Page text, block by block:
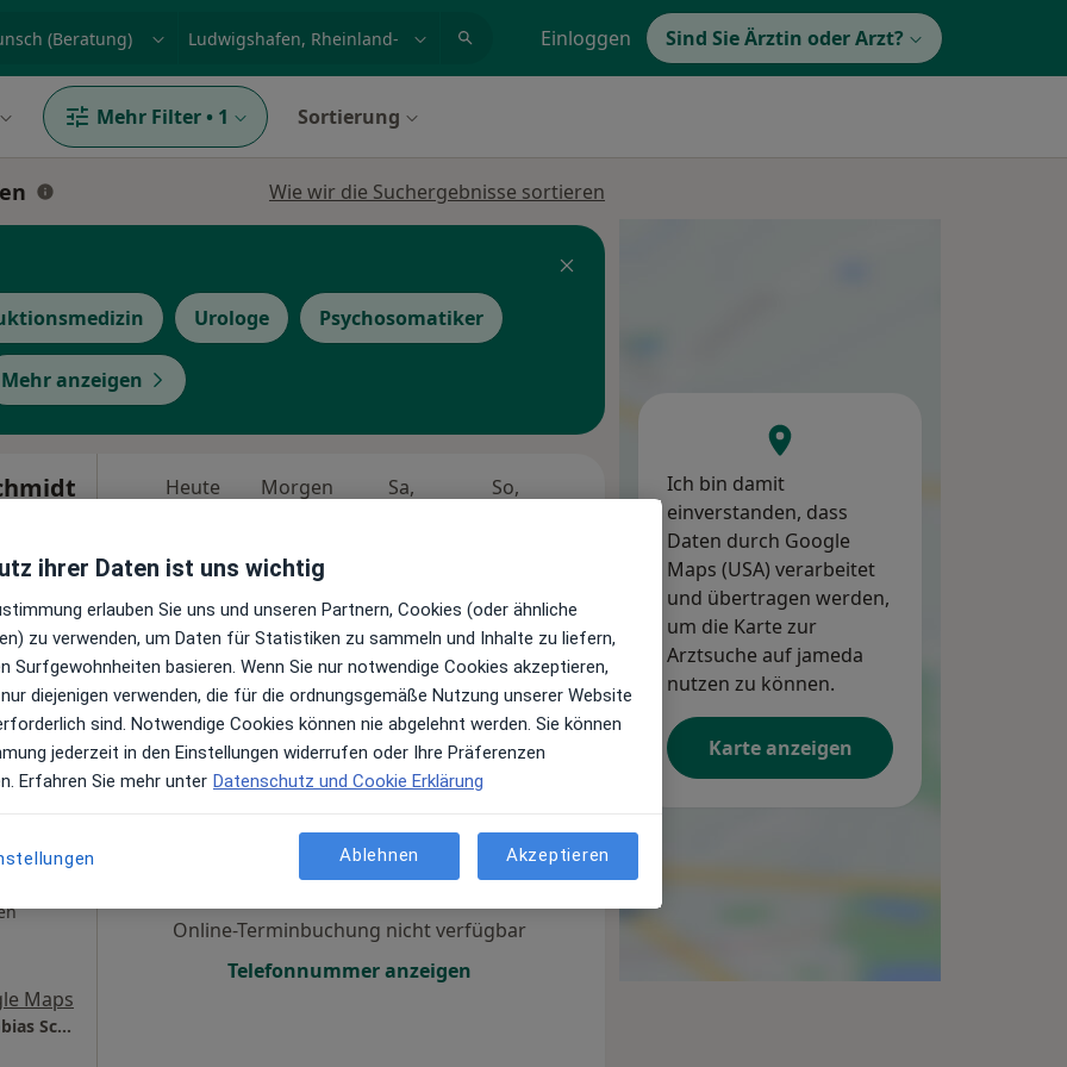
Einloggen Sind Sie Ärztin oder Arzt?
Mehr Filter • 1 Sortierung
Wie wir die Suchergebnisse sortieren
Urologe Psychosomatiker
Mehr anzeigen
Maps
Kinderwunschzentrum - Ludwigshafen Dr.Tobias Schmidt Dr.Claudia Schmidt und Kolleginnen
Heute Morgen Sa, So, Di,
11 Aug 12 Aug
Telefonnummer anzeigen
Maps
Kinderwunschzentrum - Ludwigshafen Dr.Tobias Schmidt Dr.Claudia Schmidt und Kolleginnen
8 Aug 9 Aug 10 Aug
Online-Terminbuchung nicht verfügbar
Telefonnummer anzeigen
Ich bin damit
einverstanden, dass
Daten durch Google
Maps (USA) verarbeitet
und übertragen werden,
um die Karte zur
Arztsuche auf jameda
nutzen zu können.
Karte anzeigen
ihrer Daten ist uns wichtig
erlauben Sie uns und unseren Partnern, Cookies (oder ähnliche
zu verwenden, um Daten für Statistiken zu sammeln und Inhalte zu liefern,
Surfgewohnheiten basieren. Wenn Sie nur notwendige Cookies akzeptieren,
diejenigen verwenden, die für die ordnungsgemäße Nutzung unserer Website
sind. Notwendige Cookies können nie abgelehnt werden. Sie können
jederzeit in den Einstellungen widerrufen oder Ihre Präferenzen
Erfahren Sie mehr unter Datenschutz und Cookie Erklärung
Ablehnen Akzeptieren